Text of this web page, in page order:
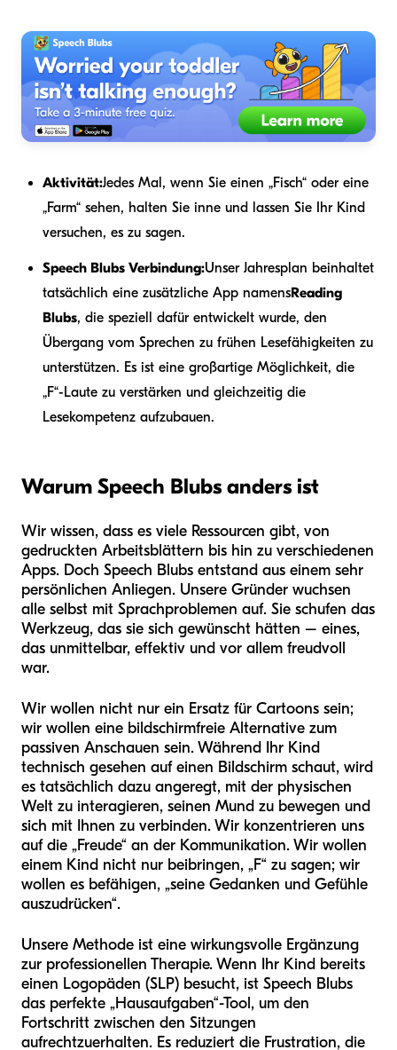
Aktivität:Jedes Mal, wenn Sie einen „Fisch“ oder eine
„Farm“ sehen, halten Sie inne und lassen Sie Ihr Kind
versuchen, es zu sagen.
Speech Blubs Verbindung:Unser Jahresplan beinhaltet
tatsächlich eine zusätzliche App namensReading
Blubs, die speziell dafür entwickelt wurde, den
Übergang vom Sprechen zu frühen Lesefähigkeiten zu
unterstützen. Es ist eine großartige Möglichkeit, die
„F“-Laute zu verstärken und gleichzeitig die
Lesekompetenz aufzubauen.
Warum Speech Blubs anders ist
Wir wissen, dass es viele Ressourcen gibt, von
gedruckten Arbeitsblättern bis hin zu verschiedenen
Apps. Doch Speech Blubs entstand aus einem sehr
persönlichen Anliegen. Unsere Gründer wuchsen
alle selbst mit Sprachproblemen auf. Sie schufen das
Werkzeug, das sie sich gewünscht hätten – eines,
das unmittelbar, effektiv und vor allem freudvoll
war.
Wir wollen nicht nur ein Ersatz für Cartoons sein;
wir wollen eine bildschirmfreie Alternative zum
passiven Anschauen sein. Während Ihr Kind
technisch gesehen auf einen Bildschirm schaut, wird
es tatsächlich dazu angeregt, mit der physischen
Welt zu interagieren, seinen Mund zu bewegen und
sich mit Ihnen zu verbinden. Wir konzentrieren uns
auf die „Freude“ an der Kommunikation. Wir wollen
einem Kind nicht nur beibringen, „F“ zu sagen; wir
wollen es befähigen, „seine Gedanken und Gefühle
auszudrücken“.
Unsere Methode ist eine wirkungsvolle Ergänzung
zur professionellen Therapie. Wenn Ihr Kind bereits
einen Logopäden (SLP) besucht, ist Speech Blubs
das perfekte „Hausaufgaben“-Tool, um den
Fortschritt zwischen den Sitzungen
aufrechtzuerhalten. Es reduziert die Frustration, die